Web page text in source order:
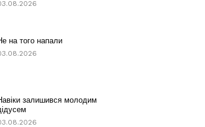
на того напали
залишився молодим